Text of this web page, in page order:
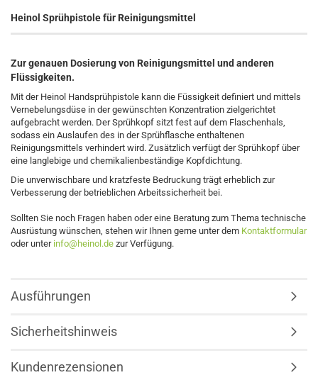
Heinol Sprühpistole für Reinigungsmittel
Zur genauen Dosierung von Reinigungsmittel und anderen
Flüssigkeiten.
Mit der Heinol Handsprühpistole kann die Füssigkeit definiert und mittels
Vernebelungsdüse in der gewünschten Konzentration zielgerichtet
aufgebracht werden. Der Sprühkopf sitzt fest auf dem Flaschenhals,
sodass ein Auslaufen des in der Sprühflasche enthaltenen
Reinigungsmittels verhindert wird. Zusätzlich verfügt der Sprühkopf über
eine langlebige und chemikalienbeständige Kopfdichtung.
Die unverwischbare und kratzfeste Bedruckung trägt erheblich zur
Verbesserung der betrieblichen Arbeitssicherheit bei.
Sollten Sie noch Fragen haben oder eine Beratung zum Thema technische
Ausrüstung wünschen, stehen wir Ihnen gerne unter dem Kontaktformular
oder unter info@heinol.de zur Verfügung.
Ausführungen
Sicherheitshinweis
Kundenrezensionen